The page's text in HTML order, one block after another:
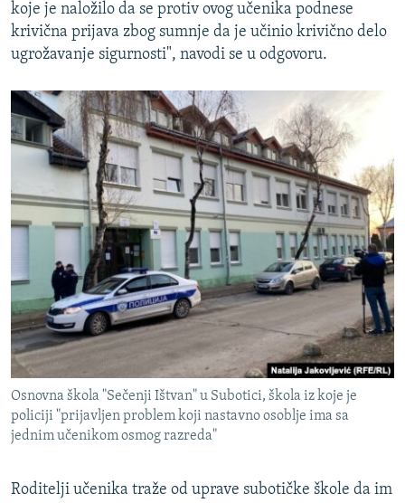
koje je naložilo da se protiv ovog učenika podnese
krivična prijava zbog sumnje da je učinio krivično delo
ugrožavanje sigurnosti", navodi se u odgovoru.
Osnovna škola "Sečenji Ištvan" u Subotici, škola iz koje je
policiji "prijavljen problem koji nastavno osoblje ima sa
jednim učenikom osmog razreda"
Roditelji učenika traže od uprave subotičke škole da im